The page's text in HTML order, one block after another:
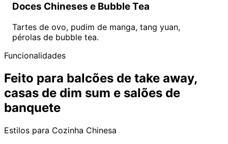
Doces Chineses e Bubble Tea
Tartes de ovo, pudim de manga, tang yuan,
pérolas de bubble tea.
Funcionalidades
Feito para balcões de take away,
casas de dim sum e salões de
banquete
Estilos para Cozinha Chinesa